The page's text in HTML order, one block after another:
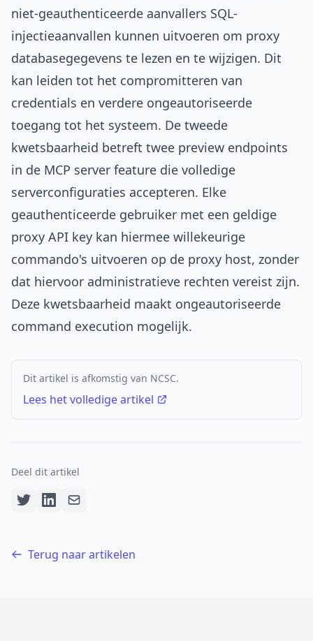
niet-geauthenticeerde aanvallers SQL-
injectieaanvallen kunnen uitvoeren om proxy
databasegegevens te lezen en te wijzigen. Dit
kan leiden tot het compromitteren van
credentials en verdere ongeautoriseerde
toegang tot het systeem. De tweede
kwetsbaarheid betreft twee preview endpoints
in de MCP server feature die volledige
serverconfiguraties accepteren. Elke
geauthenticeerde gebruiker met een geldige
proxy API key kan hiermee willekeurige
commando's uitvoeren op de proxy host, zonder
dat hiervoor administratieve rechten vereist zijn.
Deze kwetsbaarheid maakt ongeautoriseerde
command execution mogelijk.
Dit artikel is afkomstig van NCSC.
Lees het volledige artikel
Deel dit artikel
Terug naar artikelen